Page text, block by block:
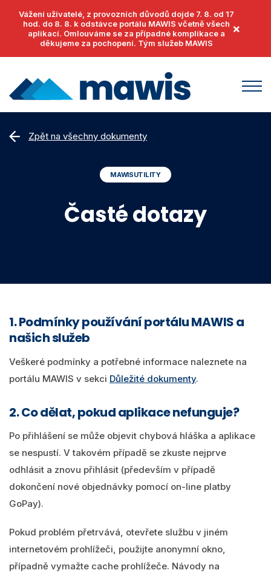
Vážení uživatelé, z provozních důvodů dojde 7. 8. od 17
hod. do 8. 8. k odstávce portálu MAWIS včetně všech
aplikací. Omlouváme se za případné komplikace a
děkujeme za pochopení. Tým služeb MAWIS
×
MawisGeoportal
MawisTools
MawisPhoto
Zobrazit všechny produkty
Helpdesk
Události
Vyhledání
Zpět na všechny dokumenty
MAWISUTILITY
Časté dotazy
1. Podmínky používání portálu MAWIS a
našich služeb
Veškeré podmínky a potřebné informace naleznete na
portálu MAWIS v sekci Důležité dokumenty.
2. Co dělat, pokud aplikace nefunguje?
Po přihlášení se může objevit chybová hláška a aplikace
se nespustí. V takovém případě se zkuste nejprve
odhlásit a znovu přihlásit (především v případě
dokončení nové objednávky pomocí on-line platby
GoPay).
Pokud problém přetrvává, otevřete službu v jiném
internetovém prohlížeči, použijte anonymní okno,
případně vymažte cache prohlížeče. Návody na